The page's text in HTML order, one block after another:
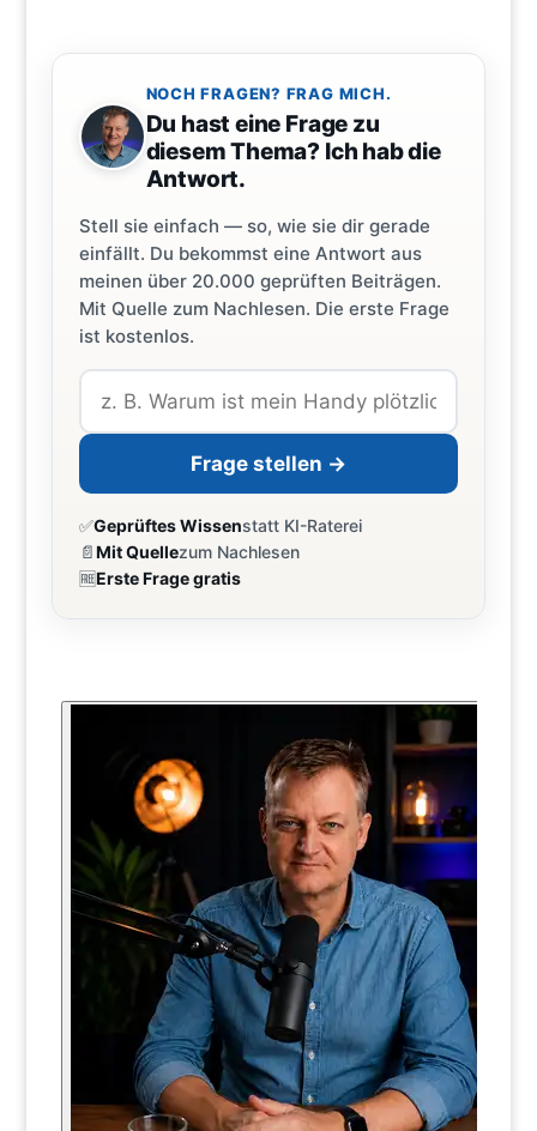
NOCH FRAGEN? FRAG MICH.
Du hast eine Frage zu
diesem Thema? Ich hab die
Antwort.
Stell sie einfach — so, wie sie dir gerade
einfällt. Du bekommst eine Antwort aus
meinen über 20.000 geprüften Beiträgen.
Mit Quelle zum Nachlesen. Die erste Frage
ist kostenlos.
Frage stellen →
✅Geprüftes Wissenstatt KI-Raterei
📄Mit Quellezum Nachlesen
🆓Erste Frage gratis